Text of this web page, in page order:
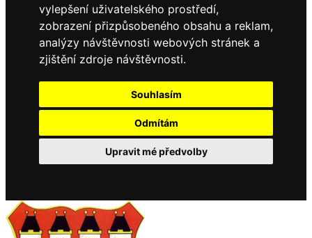
vylepšení uživatelského prostředí,
zobrazení přizpůsobeného obsahu a reklam,
analýzy návštěvnosti webových stránek a
zjištění zdroje návštěvnosti.
Souhlasím
Odmítám
Upravit mé předvolby